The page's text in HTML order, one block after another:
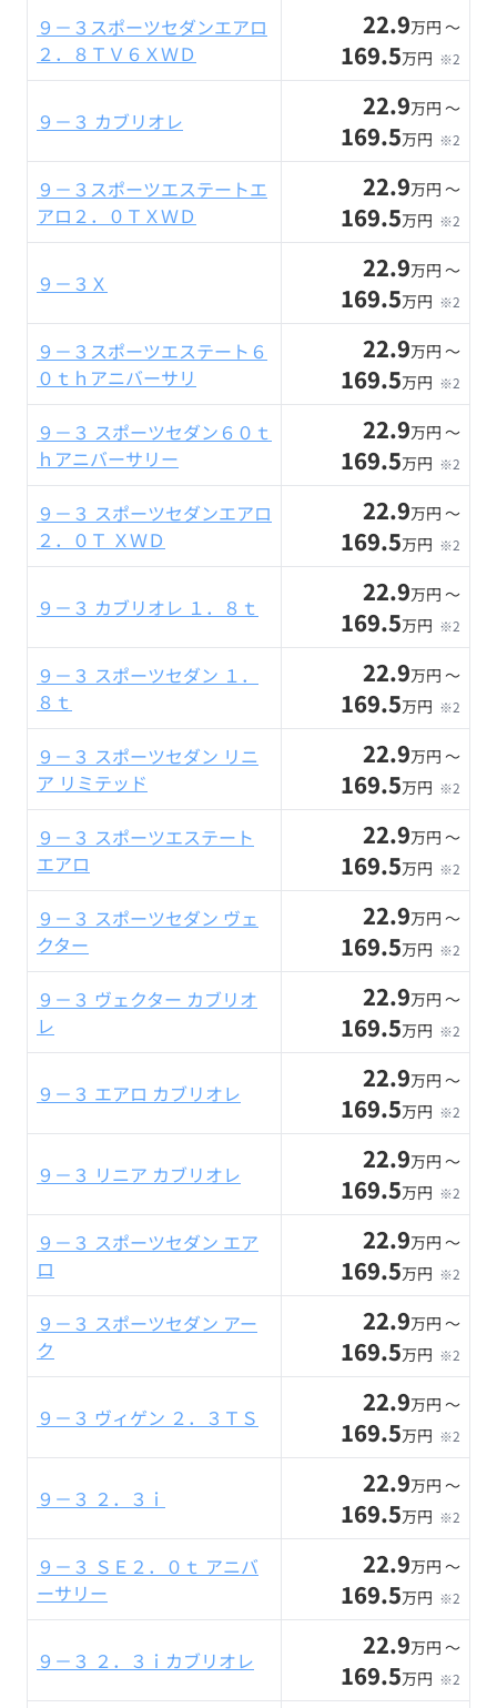
９－３スポーツセダンエアロ
２．８ＴＶ６ＸＷＤ
22.9万円 〜
169.5万円 ※2
９－３ カブリオレ 22.9万円 〜
169.5万円 ※2
９－３スポーツエステートエ
アロ２．０ＴＸＷＤ
22.9万円 〜
169.5万円 ※2
９－３Ｘ 22.9万円 〜
169.5万円 ※2
９－３スポーツエステート６
０ｔｈアニバーサリ
22.9万円 〜
169.5万円 ※2
９－３ スポーツセダン６０ｔ
ｈアニバーサリー
22.9万円 〜
169.5万円 ※2
９－３ スポーツセダンエアロ
２．０Ｔ ＸＷＤ
22.9万円 〜
169.5万円 ※2
９－３ カブリオレ １．８ｔ 22.9万円 〜
169.5万円 ※2
９－３ スポーツセダン １．
８ｔ
22.9万円 〜
169.5万円 ※2
９－３ スポーツセダン リニ
ア リミテッド
22.9万円 〜
169.5万円 ※2
９－３ スポーツエステート
エアロ
22.9万円 〜
169.5万円 ※2
９－３ スポーツセダン ヴェ
クター
22.9万円 〜
169.5万円 ※2
９－３ ヴェクター カブリオ
レ
22.9万円 〜
169.5万円 ※2
９－３ エアロ カブリオレ 22.9万円 〜
169.5万円 ※2
９－３ リニア カブリオレ 22.9万円 〜
169.5万円 ※2
９－３ スポーツセダン エア
ロ
22.9万円 〜
169.5万円 ※2
９－３ スポーツセダン アー
ク
22.9万円 〜
169.5万円 ※2
９－３ ヴィゲン ２．３ＴＳ 22.9万円 〜
169.5万円 ※2
９－３ ２．３ｉ 22.9万円 〜
169.5万円 ※2
９－３ ＳＥ２．０ｔ アニバ
ーサリー
22.9万円 〜
169.5万円 ※2
９－３ ２．３ｉカブリオレ 22.9万円 〜
169.5万円 ※2